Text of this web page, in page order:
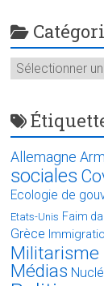
Catégories
Allemagne
sociales
Ecologie de
Etats-Unis Faim
Grèce
Militarisme
Médias